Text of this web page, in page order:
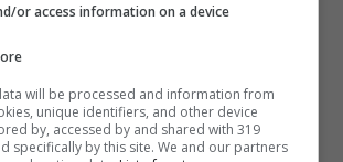
luogo senza impiegare altro
nel trasferimento di Milagro
I soccorritori hanno
attenzione la cagnolina
or access information on a device
will be processed and information from
unique identifiers, and other device
by, accessed by and shared with 319
specifically by this site. We and our partners